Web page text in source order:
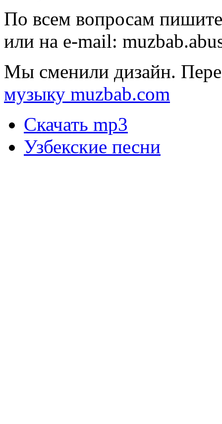
По всем вопросам
или на e-mail:
Мы сменили дизайн.
музыку muzbab.com
Скачать mp3
Узбекские песни